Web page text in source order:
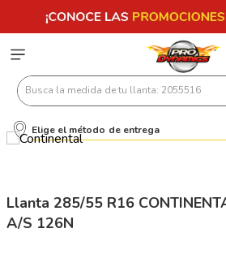
Busca la medida de tu llanta:
Elige el método de entrega
Llanta 285/55 R16
A/S 126N